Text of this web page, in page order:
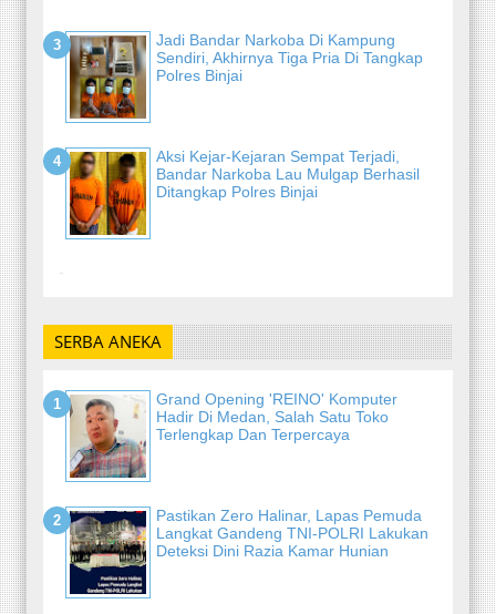
Jadi Bandar Narkoba Di Kampung
Sendiri, Akhirnya Tiga Pria Di Tangkap
Polres Binjai
Aksi Kejar-Kejaran Sempat Terjadi,
Bandar Narkoba Lau Mulgap Berhasil
Ditangkap Polres Binjai
-
SERBA ANEKA
Grand Opening 'REINO' Komputer
Hadir Di Medan, Salah Satu Toko
Terlengkap Dan Terpercaya
Pastikan Zero Halinar, Lapas Pemuda
Langkat Gandeng TNI-POLRI Lakukan
Deteksi Dini Razia Kamar Hunian